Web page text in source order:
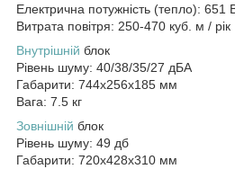
Електрична потужність (тепло): 651
Витрата повітря: 250-470 куб. м / рік
Внутрішній блок
Рівень шуму: 40/38/35/27 дБА
Габарити: 744x256x185 мм
Вага: 7.5 кг
Зовнішній блок
Рівень шуму: 49 дб
Габарити: 720x428x310 мм